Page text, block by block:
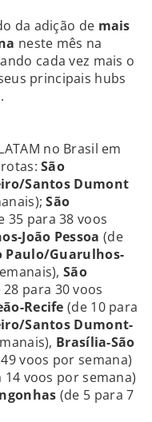
da adição de mais
neste mês na
cada vez mais o
principais hubs
no Brasil em
São
Santos Dumont
São
35 para 38 voos
João Pessoa (de
Paulo/Guarulhos-
São
28 para 30 voos
Recife (de 10 para
Santos Dumont-
Brasília-São
voos por semana)
14 voos por semana)
(de 5 para 7